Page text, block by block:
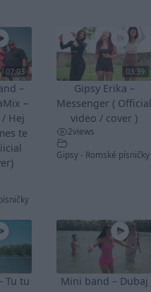
07:03
–
–
Hej
te
03:39
Gipsy Erika –
Messenger ( Official
video / cover )
2views
Gipsy - Romské písničky
Tu tu
Mini band – Dubaj